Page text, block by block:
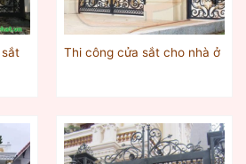
Thi công cửa sắt cho nhà ở